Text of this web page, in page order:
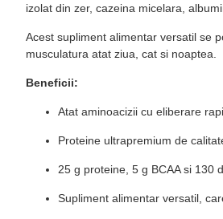
izolat din zer, cazeina micelara,
Acest supliment alimentar versatil se
musculatura atat ziua, cat si noaptea.
Beneficii:
Atat aminoacizii cu eliberare
Proteine ultrapremium de
25 g proteine, 5 g BCAA si 130
Supliment alimentar versatil,